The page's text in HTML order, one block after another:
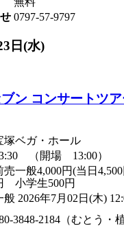
0797-57-9797
日(水)
ン コンサートツ
塚ベガ・ホール
（開場 13:00）
売一般4,000円(当日
小学生500円
般 2026年7月02日(木)
3848-2184（むとう・